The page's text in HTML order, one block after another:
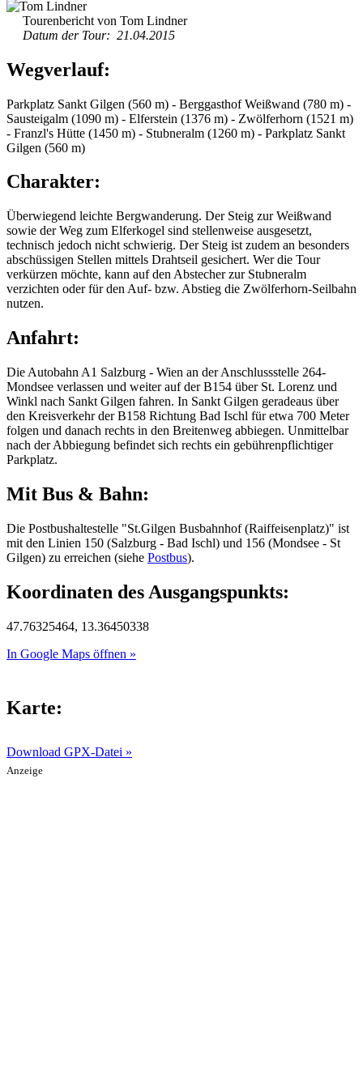
Tourenbericht von Tom Lindner
Datum der Tour: 21.04.2015
Wegverlauf:
Parkplatz Sankt Gilgen (560 m) - Berggasthof Weißwand (780 m) -
Sausteigalm (1090 m) - Elferstein (1376 m) - Zwölferhorn (1521 m)
- Franzl's Hütte (1450 m) - Stubneralm (1260 m) - Parkplatz Sankt
Gilgen (560 m)
Charakter:
Überwiegend leichte Bergwanderung. Der Steig zur Weißwand
sowie der Weg zum Elferkogel sind stellenweise ausgesetzt,
technisch jedoch nicht schwierig. Der Steig ist zudem an besonders
abschüssigen Stellen mittels Drahtseil gesichert. Wer die Tour
verkürzen möchte, kann auf den Abstecher zur Stubneralm
verzichten oder für den Auf- bzw. Abstieg die Zwölferhorn-Seilbahn
nutzen.
Anfahrt:
Die Autobahn A1 Salzburg - Wien an der Anschlussstelle 264-
Mondsee verlassen und weiter auf der B154 über St. Lorenz und
Winkl nach Sankt Gilgen fahren. In Sankt Gilgen geradeaus über
den Kreisverkehr der B158 Richtung Bad Ischl für etwa 700 Meter
folgen und danach rechts in den Breitenweg abbiegen. Unmittelbar
nach der Abbiegung befindet sich rechts ein gebührenpflichtiger
Parkplatz.
Mit Bus & Bahn:
Die Postbushaltestelle "St.Gilgen Busbahnhof (Raiffeisenplatz)" ist
mit den Linien 150 (Salzburg - Bad Ischl) und 156 (Mondsee - St
Gilgen) zu erreichen (siehe Postbus).
Koordinaten des Ausgangspunkts:
47.76325464, 13.36450338
In Google Maps öffnen »
Karte:
Download GPX-Datei »
Anzeige